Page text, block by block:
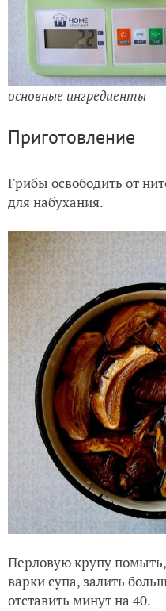
основные ингредиенты
Приготовление
Грибы освободить от
для набухания.
Перловую крупу
варки супа, залить
отставить минут на 40.